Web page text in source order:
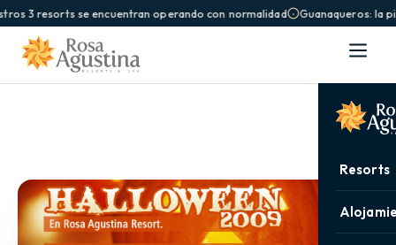
3 resorts se encuentran operando con normalidad Guanaqueros: la
Resorts